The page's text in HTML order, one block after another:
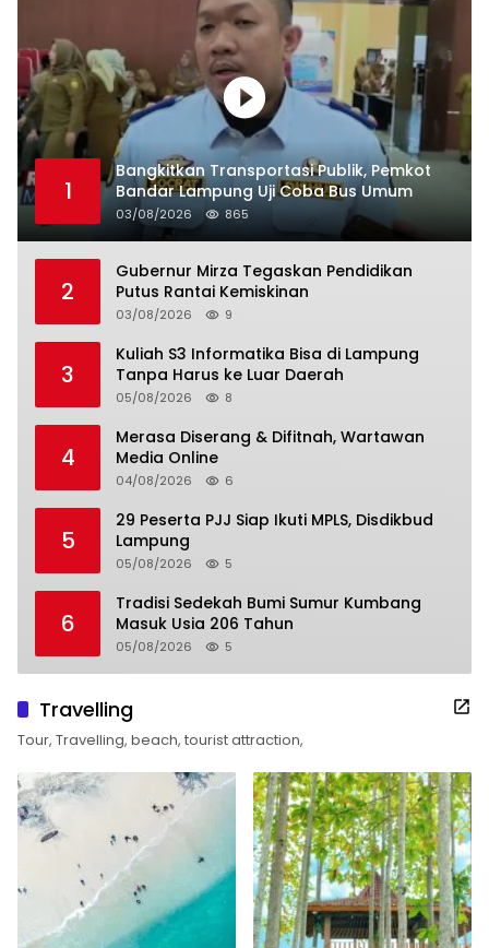
1
Bangkitkan Transportasi Publik, Pemkot
Bandar Lampung Uji Coba Bus Umum
03/08/2026 865
2
Gubernur Mirza Tegaskan Pendidikan
Putus Rantai Kemiskinan
03/08/2026 9
3
Kuliah S3 Informatika Bisa di Lampung
Tanpa Harus ke Luar Daerah
05/08/2026 8
4
Merasa Diserang & Difitnah, Wartawan
Media Online
04/08/2026 6
5
29 Peserta PJJ Siap Ikuti MPLS, Disdikbud
Lampung
05/08/2026 5
6
Tradisi Sedekah Bumi Sumur Kumbang
Masuk Usia 206 Tahun
05/08/2026 5
Travelling
Tour, Travelling, beach, tourist attraction,